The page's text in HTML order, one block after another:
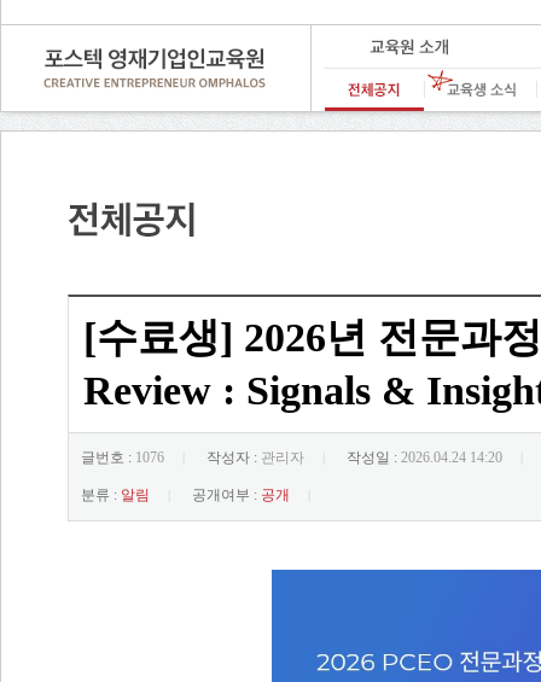
[수료생] 2026년 전문과
Review : Signals &
글번호 : 1076 작성자 : 관리자 작성일 : 2026.04.24 14:20
분류 : 알림 공개여부 : 공개